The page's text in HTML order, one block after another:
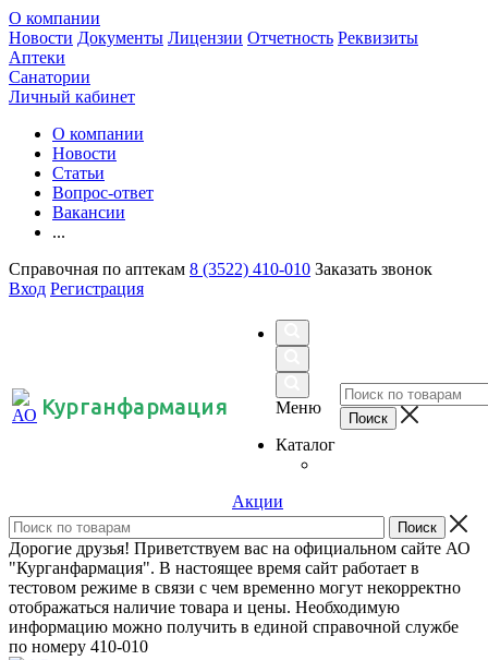
О компании
Новости Документы Лицензии Отчетность Реквизиты
Аптеки
Санатории
Личный кабинет
О компании
Новости
Статьи
Вопрос-ответ
Вакансии
...
Справочная по аптекам 8 (3522) 410-010 Заказать звонок
Вход Регистрация
Курганфармация
Меню
Каталог
Акции
Дорогие друзья! Приветствуем вас на официальном сайте АО
"Курганфармация". В настоящее время сайт работает в
тестовом режиме в связи с чем временно могут некорректно
отображаться наличие товара и цены. Необходимую
информацию можно получить в единой справочной службе
по номеру 410-010